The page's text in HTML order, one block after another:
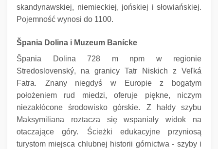
skandynawskiej, niemieckiej, jońskiej i słowiańskiej.
Pojemność wynosi do 1100.
Špania Dolina i Muzeum Banícke
Špania Dolina 728 m npm w regionie
Stredoslovenský, na granicy Tatr Niskich z Veľká
Fatra.
Znany niegdyś w Europie z bogatym
położeniem rud miedzi, oferuje piękne, niczym
niezakłócone środowisko górskie.
Z hałdy szybu
Maksymiliana roztacza się wspaniały widok na
otaczające góry.
Ścieżki edukacyjne przyniosą
turystom miejsca chlubnej historii górnictwa - szyby i